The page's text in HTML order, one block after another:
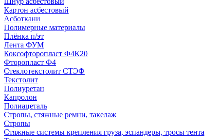
Картон асбестовый
Асботкани
Полимерные материалы
Плёнка п/эт
Лента ФУМ
Коксофторопласт Ф4К20
Фторопласт Ф4
Стеклотекстолит СТЭФ
Текстолит
Полиуретан
Капролон
Полиацеталь
Стропы, стяжные ремни, такелаж
Стропы
Стяжные системы крепления груза, эспандеры, тросы тента